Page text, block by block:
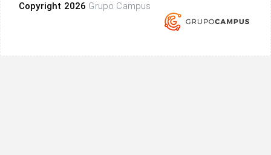
Copyright 2026 Grupo Campus